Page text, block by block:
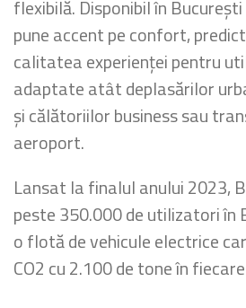
flexibilă. Disponibil în
pune accent pe confort,
calitatea experienței pentru
adaptate atât deplasărilor
și călătoriilor business sau
aeroport.
Lansat la finalul anului 2023,
peste 350.000 de utilizatori în
o flotă de vehicule electrice
CO2 cu 2.100 de tone în